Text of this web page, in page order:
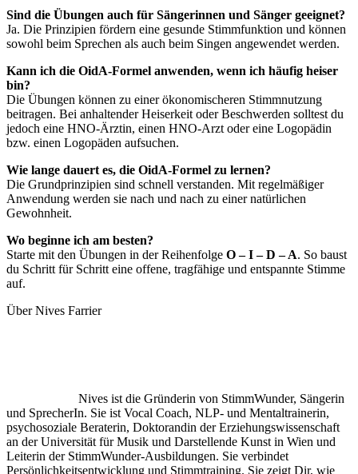
Sind die Übungen auch für Sängerinnen und Sänger geeignet?
Ja. Die Prinzipien fördern eine gesunde Stimmfunktion und können
sowohl beim Sprechen als auch beim Singen angewendet werden.
Kann ich die OidA-Formel anwenden, wenn ich häufig heiser
bin?
Die Übungen können zu einer ökonomischeren Stimmnutzung
beitragen. Bei anhaltender Heiserkeit oder Beschwerden solltest du
jedoch eine HNO-Ärztin, einen HNO-Arzt oder eine Logopädin
bzw. einen Logopäden aufsuchen.
Wie lange dauert es, die OidA-Formel zu lernen?
Die Grundprinzipien sind schnell verstanden. Mit regelmäßiger
Anwendung werden sie nach und nach zu einer natürlichen
Gewohnheit.
Wo beginne ich am besten?
Starte mit den Übungen in der Reihenfolge O – I – D – A. So baust
du Schritt für Schritt eine offene, tragfähige und entspannte Stimme
auf.
Über Nives Farrier
Nives ist die Gründerin von StimmWunder, Sängerin
und SprecherIn. Sie ist Vocal Coach, NLP- und Mentaltrainerin,
psychosoziale Beraterin, Doktorandin der Erziehungswissenschaft
an der Universität für Musik und Darstellende Kunst in Wien und
Leiterin der StimmWunder-Ausbildungen. Sie verbindet
Persönlichkeitsentwicklung und Stimmtraining. Sie zeigt Dir, wie